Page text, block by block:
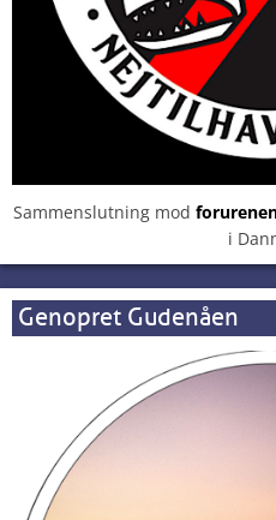
Sammenslutning mod
i
Genopret Gudenåen